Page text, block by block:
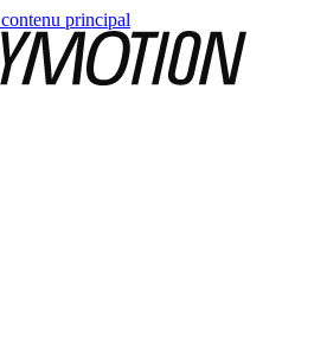
contenu principal